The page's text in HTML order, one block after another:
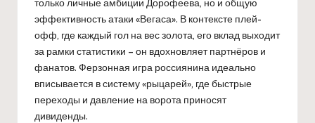
только личные амбиции Дорофеева, но и общую
эффективность атаки «Вегаса». В контексте плей-
офф, где каждый гол на вес золота, его вклад выходит
за рамки статистики – он вдохновляет партнёров и
фанатов. Ферзонная игра россиянина идеально
вписывается в систему «рыцарей», где быстрые
переходы и давление на ворота приносят
дивиденды.